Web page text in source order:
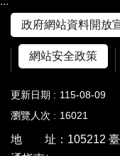
政府網站資料開放
網站安全政策
更新日期
115-08-09
瀏覽人次
16021
地 址：105212 臺